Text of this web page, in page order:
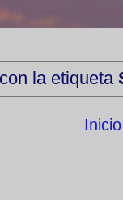
la etiqueta
Inicio